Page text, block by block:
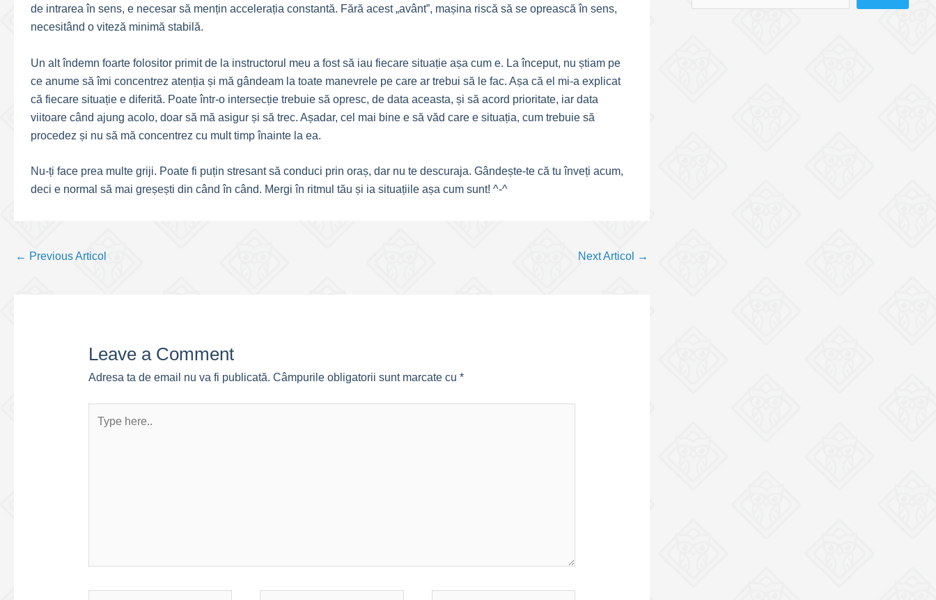
de intrarea în sens, e necesar să mențin accelerația constantă. Fără acest „avânt”, mașina riscă să se oprească în sens,
necesitând o viteză minimă stabilă.
Un alt îndemn foarte folositor primit de la instructorul meu a fost să iau fiecare situație așa cum e. La început, nu știam pe
ce anume să îmi concentrez atenția și mă gândeam la toate manevrele pe care ar trebui să le fac. Așa că el mi-a explicat
că fiecare situație e diferită. Poate într-o intersecție trebuie să opresc, de data aceasta, și să acord prioritate, iar data
viitoare când ajung acolo, doar să mă asigur și să trec. Așadar, cel mai bine e să văd care e situația, cum trebuie să
procedez și nu să mă concentrez cu mult timp înainte la ea.
Nu-ți face prea multe griji. Poate fi puțin stresant să conduci prin oraș, dar nu te descuraja. Gândește-te că tu înveți acum,
deci e normal să mai greșești din când în când. Mergi în ritmul tău și ia situațiile așa cum sunt! ^-^
Post
← Previous Articol Next Articol →
Leave a Comment
Adresa ta de email nu va fi publicată. Câmpurile obligatorii sunt marcate cu *
here..